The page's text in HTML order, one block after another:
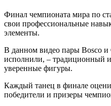
Финал чемпионата мира по
свои профессиональные
элементы.
В данном видео пары Bosco и
исполнили, – традиционный
уверенные фигуры.
Каждый танец в финале
победители и призеры